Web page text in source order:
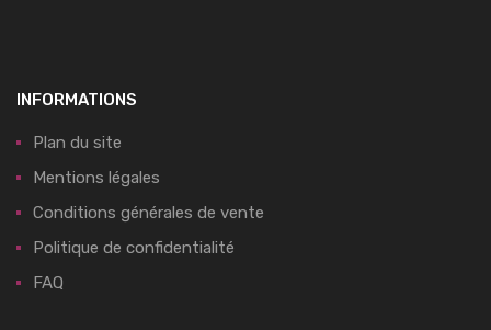
INFORMATIONS
Plan du site
Mentions légales
Conditions générales de vente
Politique de confidentialité
FAQ